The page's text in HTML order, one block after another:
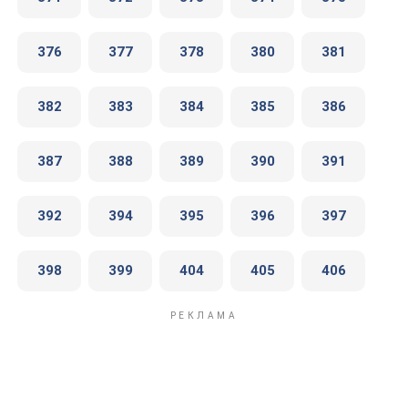
376 377 378 380 381
382 383 384 385 386
387 388 389 390 391
392 394 395 396 397
398 399 404 405 406